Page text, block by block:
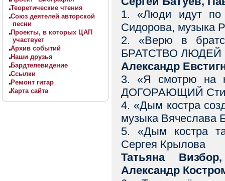
Теоретические чтения
Союз деятелей авторской
песни
Проекты, в которых ЦАП
участвует
Архив событий
Наши друзья
Бардтелевидение
Ссылки
Ремонт гитар
Карта сайта
1. «Люди идут
Сидорова, музыка
2. «Верю в
БРАТСТВО ЛЮДЕЙ
Александр
3. «Я смотрю на
ДОГОРАЮЩИЙ
4. «Дым костра
музыка Вячеслава
5. «Дым костра
Сергея Крылова
Татьяна
Александр